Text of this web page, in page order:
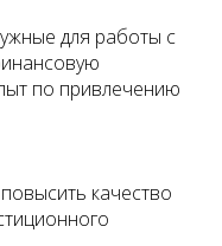
для работы с
по привлечению
качество